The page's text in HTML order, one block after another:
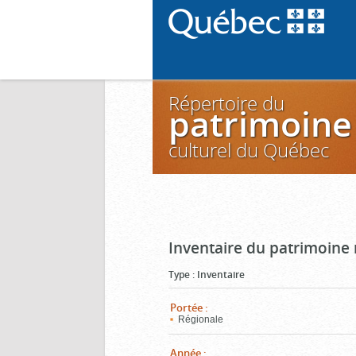
Répertoire du
patrimoine
culturel du Québec
Inventaire du patrimoine
Type : Inventaire
Portée :
Régionale